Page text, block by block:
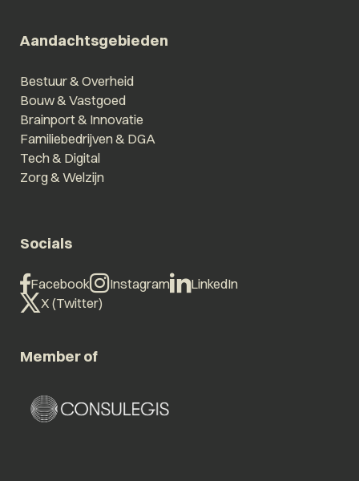
Aandachtsgebieden
Bestuur & Overheid
Bouw & Vastgoed
Brainport & Innovatie
Familiebedrijven & DGA
Tech & Digital
Zorg & Welzijn
Socials
Facebook Instagram
LinkedIn
X (Twitter)
Member of